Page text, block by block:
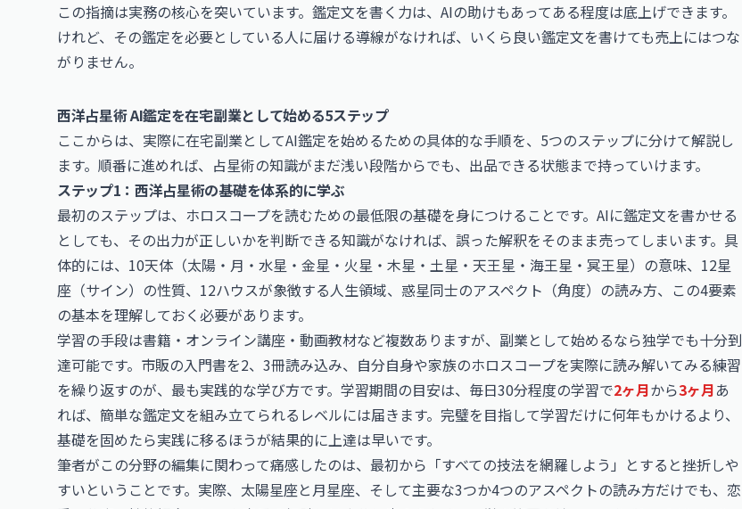
この指摘は実務の核心を突いています。鑑定文を書く力は、AIの助けもあってある程度は底上げできます。
けれど、その鑑定を必要としている人に届ける導線がなければ、いくら良い鑑定文を書けても売上にはつな
がりません。
西洋占星術 AI鑑定を在宅副業として始める5ステップ
ここからは、実際に在宅副業としてAI鑑定を始めるための具体的な手順を、5つのステップに分けて解説し
ます。順番に進めれば、占星術の知識がまだ浅い段階からでも、出品できる状態まで持っていけます。
ステップ1：西洋占星術の基礎を体系的に学ぶ
最初のステップは、ホロスコープを読むための最低限の基礎を身につけることです。AIに鑑定文を書かせる
としても、その出力が正しいかを判断できる知識がなければ、誤った解釈をそのまま売ってしまいます。具
体的には、10天体（太陽・月・水星・金星・火星・木星・土星・天王星・海王星・冥王星）の意味、12星
座（サイン）の性質、12ハウスが象徴する人生領域、惑星同士のアスペクト（角度）の読み方、この4要素
の基本を理解しておく必要があります。
学習の手段は書籍・オンライン講座・動画教材など複数ありますが、副業として始めるなら独学でも十分到
達可能です。市販の入門書を2、3冊読み込み、自分自身や家族のホロスコープを実際に読み解いてみる練習
を繰り返すのが、最も実践的な学び方です。学習期間の目安は、毎日30分程度の学習で2ヶ月から3ヶ月あ
れば、簡単な鑑定文を組み立てられるレベルには届きます。完璧を目指して学習だけに何年もかけるより、
基礎を固めたら実践に移るほうが結果的に上達は早いです。
筆者がこの分野の編集に関わって痛感したのは、最初から「すべての技法を網羅しよう」とすると挫折しや
すいということです。実際、太陽星座と月星座、そして主要な3つか4つのアスペクトの読み方だけでも、恋